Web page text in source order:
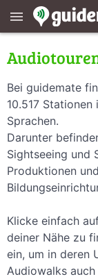
menu
Bei guidemate
10.517
Sprachen.
Darunter
Sightseeing und
Produktionen
Klicke einfach
deiner Nähe zu
ein, um in deren
Audiowalks